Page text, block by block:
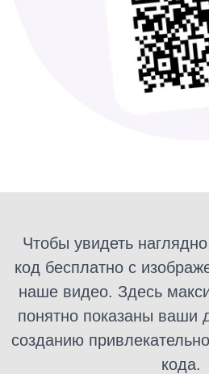
Чтобы увидеть
код бесплатно с
наше видео. Здесь
понятно показаны ваши
созданию
кода.